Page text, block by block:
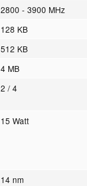
2800 - 3900 MHz
128 KB
512 KB
4 MB
2 / 4
15 Watt
14 nm